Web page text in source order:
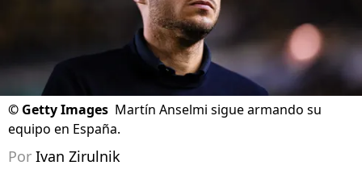
© Getty Images Martín Anselmi sigue armando su
equipo en España.
Por Ivan Zirulnik